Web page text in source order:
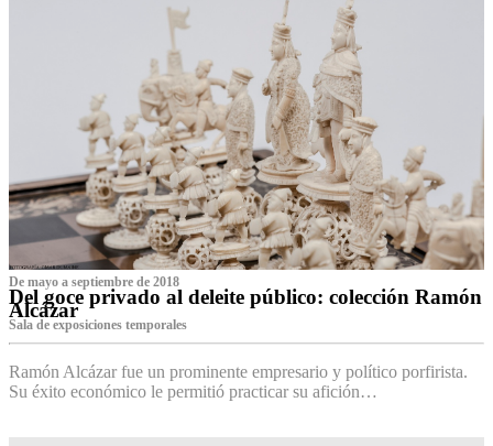
De mayo a septiembre de 2018
Del goce privado al deleite público: colección Ramón
Alcázar
Sala de exposiciones temporales
Ramón Alcázar fue un prominente empresario y político porfirista.
Su éxito económico le permitió practicar su afición…